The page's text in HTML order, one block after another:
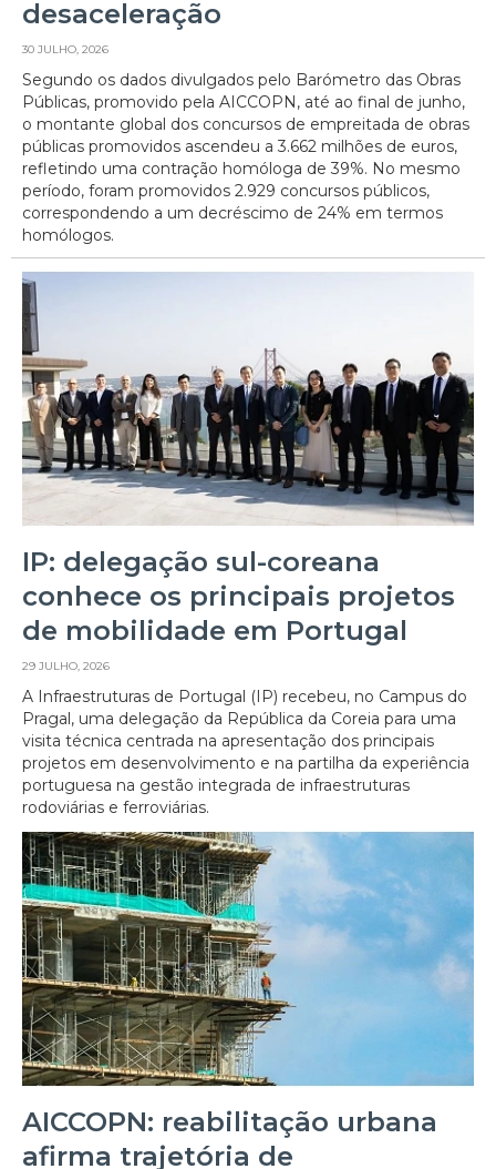
desaceleração
30 JULHO, 2026
Segundo os dados divulgados pelo Barómetro das Obras
Públicas, promovido pela AICCOPN, até ao final de junho,
o montante global dos concursos de empreitada de obras
públicas promovidos ascendeu a 3.662 milhões de euros,
refletindo uma contração homóloga de 39%. No mesmo
período, foram promovidos 2.929 concursos públicos,
correspondendo a um decréscimo de 24% em termos
homólogos.
IP: delegação sul-coreana
conhece os principais projetos
de mobilidade em Portugal
29 JULHO, 2026
A Infraestruturas de Portugal (IP) recebeu, no Campus do
Pragal, uma delegação da República da Coreia para uma
visita técnica centrada na apresentação dos principais
projetos em desenvolvimento e na partilha da experiência
portuguesa na gestão integrada de infraestruturas
rodoviárias e ferroviárias.
AICCOPN: reabilitação urbana
afirma trajetória de